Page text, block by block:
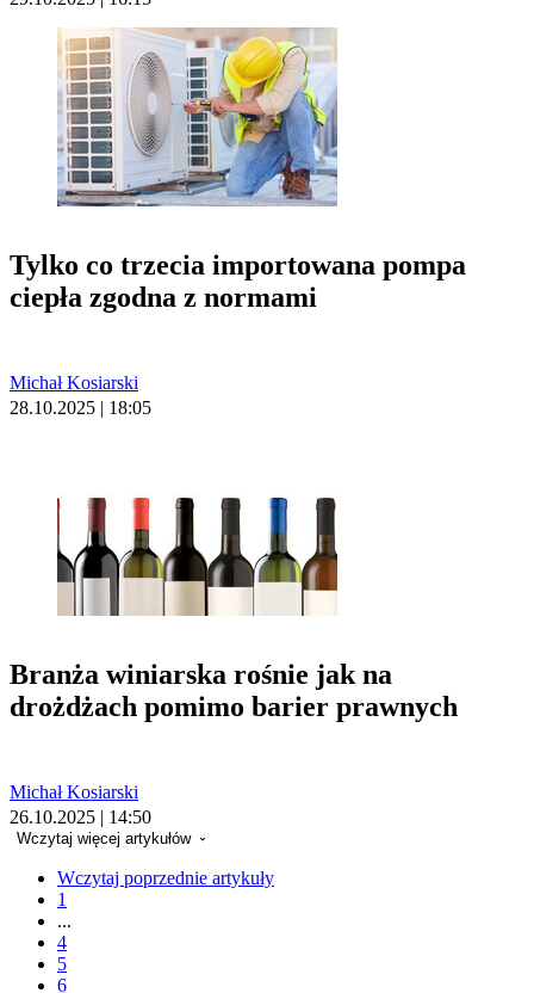
Tylko co trzecia importowana pompa
ciepła zgodna z normami
Michał Kosiarski
28.10.2025 | 18:05
Branża winiarska rośnie jak na
drożdżach pomimo barier prawnych
Michał Kosiarski
26.10.2025 | 14:50
Wczytaj więcej artykułów
Wczytaj poprzednie artykuły
1
...
4
5
6